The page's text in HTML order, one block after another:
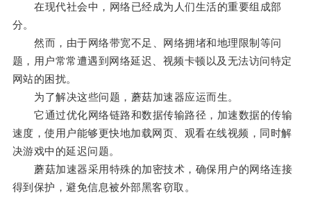
在现代社会中，网络已经成为人们生活的重要组成部
分。
然而，由于网络带宽不足、网络拥堵和地理限制等问
题，用户常常遭遇到网络延迟、视频卡顿以及无法访问特定
网站的困扰。
为了解决这些问题，蘑菇加速器应运而生。
它通过优化网络链路和数据传输路径，加速数据的传输
速度，使用户能够更快地加载网页、观看在线视频，同时解
决游戏中的延迟问题。
蘑菇加速器采用特殊的加密技术，确保用户的网络连接
得到保护，避免信息被外部黑客窃取。